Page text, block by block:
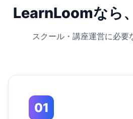
LearnLoomなら
スクール・講座運営に必要
01